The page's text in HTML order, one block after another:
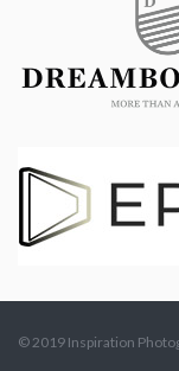
© 2019 Inspiration